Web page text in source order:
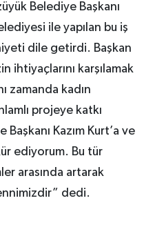
Belediye Başkanı
ile yapılan bu iş
dile getirdi. Başkan
ihtiyaçlarını karşılamak
zamanda kadın
projeye katkı
Kazım Kurt’a ve
ediyorum. Bu tür
arasında artarak
dedi.